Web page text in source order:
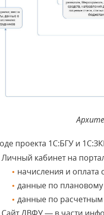
проекта 1С:БГУ и
Личный кабинет на
начисления и оплата
данные по плановому
данные по расчетным